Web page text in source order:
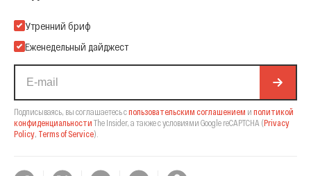
Подпишитесь на нашу Email-рассылку
Утренний бриф
Еженедельный дайджест
Подписываясь, вы соглашаетесь спользовательским соглашением и политикой
конфиденциальности The Insider, а также с условиями Google reCAPTCHA (Privacy
Policy, Terms of Service).